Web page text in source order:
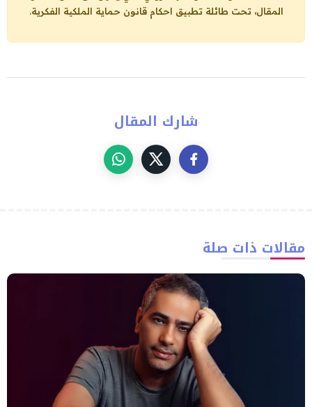
المقال، تحت طائلة تطبيق احكام قانون حماية الملكية الفكرية.
شارك المقال
مقالات ذات صلة